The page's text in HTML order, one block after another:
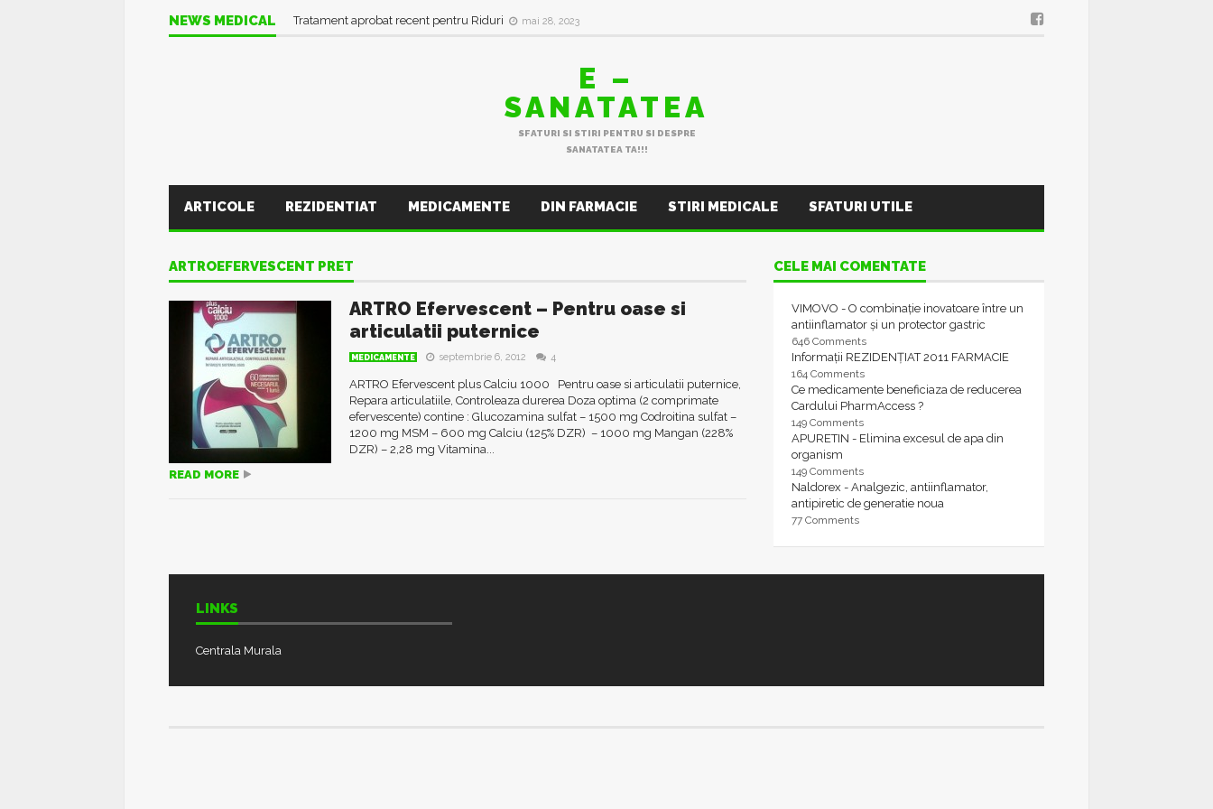
NEWS MEDICAL Tratament aprobat recent pentru Riduri mai 28, 2023
E –
SANATATEA
SFATURI SI STIRI PENTRU SI DESPRE
SANATATEA TA!!!
ARTICOLE REZIDENTIAT MEDICAMENTE DIN FARMACIE STIRI MEDICALE SFATURI UTILE
ARTROEFERVESCENT PRET
ARTRO Efervescent – Pentru oase si
articulatii puternice
MEDICAMENTE septembrie 6, 2012 4
ARTRO Efervescent plus Calciu 1000 Pentru oase si articulatii puternice,
Repara articulatiile, Controleaza durerea Doza optima (2 comprimate
efervescente) contine : Glucozamina sulfat – 1500 mg Codroitina sulfat –
1200 mg MSM – 600 mg Calciu (125% DZR) – 1000 mg Mangan (228%
DZR) – 2,28 mg Vitamina...
READ MORE
CELE MAI COMENTATE
VIMOVO - O combinație inovatoare între un
antiinflamator și un protector gastric
646 Comments
Informații REZIDENȚIAT 2011 FARMACIE
164 Comments
Ce medicamente beneficiaza de reducerea
Cardului PharmAccess ?
149 Comments
APURETIN - Elimina excesul de apa din
organism
149 Comments
Naldorex - Analgezic, antiinflamator,
antipiretic de generatie noua
77 Comments
LINKS
Centrala Murala